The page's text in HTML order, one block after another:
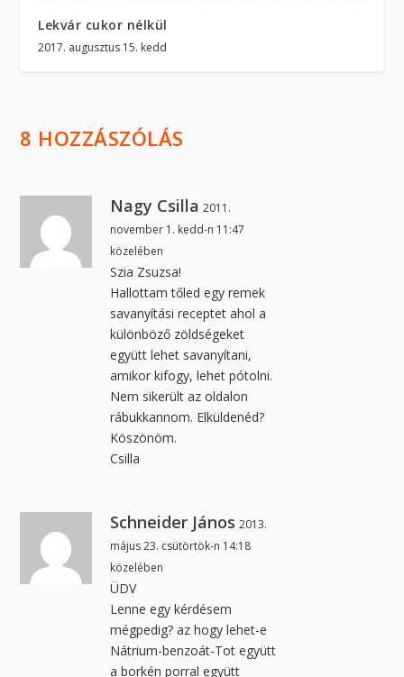
Lekvár cukor nélkül
2017. augusztus 15. kedd
8 HOZZÁSZÓLÁS
Nagy Csilla 2011.
november 1. kedd-n 11:47
közelében
Szia Zsuzsa!
Hallottam tőled egy remek
savanyítási receptet ahol a
különböző zöldségeket
együtt lehet savanyítani,
amikor kifogy, lehet pótolni.
Nem sikerült az oldalon
rábukkannom. Elküldenéd?
Köszönöm.
Csilla
Schneider János 2013.
május 23. csütörtök-n 14:18
közelében
ÜDV
Lenne egy kérdésem
mégpedig? az hogy lehet-e
Nátrium-benzoát-Tot együtt
a borkén porral együtt